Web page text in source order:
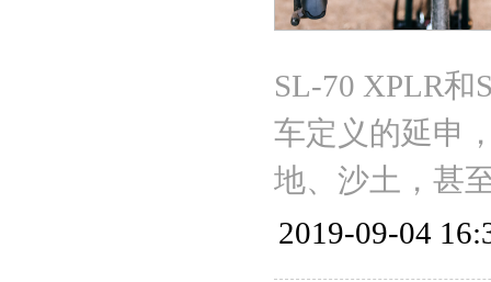
SL-70 XPLR和
车定义的延申
地、沙土，甚
2019-09-04